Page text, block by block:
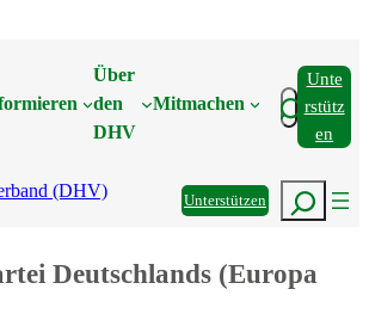
Über
den
DHV
Mitmachen Suchen
Unte
Rstütz
En
UnterstützenSuchen
Deutschlands (Europa